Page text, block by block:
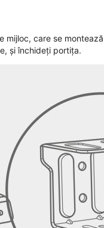
mijloc, care se
și închideți portița.